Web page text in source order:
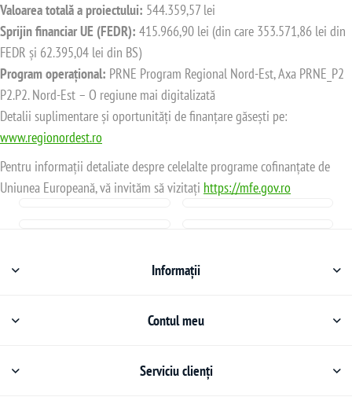
Valoarea totală a proiectului: 544.359,57 lei
Sprijin financiar UE (FEDR): 415.966,90 lei (din care 353.571,86 lei din
FEDR și 62.395,04 lei din BS)
Program operațional: PRNE Program Regional Nord-Est, Axa PRNE_P2
P2.P2. Nord-Est – O regiune mai digitalizată
Detalii suplimentare și oportunități de finanțare găsești pe:
www.regionordest.ro
Pentru informații detaliate despre celelalte programe cofinanțate de
Uniunea Europeană, vă invităm să vizitați https://mfe.gov.ro
Informații
Contul meu
Serviciu clienți